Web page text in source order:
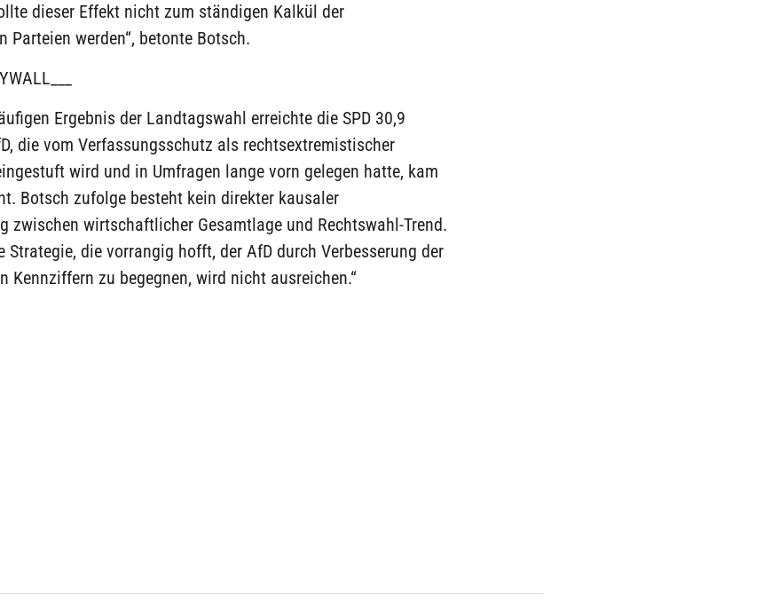
dieser Effekt nicht zum ständigen Kalkül der
Parteien werden“, betonte Botsch.
Ergebnis der Landtagswahl erreichte die SPD 30,9
die vom Verfassungsschutz als rechtsextremistischer
wird und in Umfragen lange vorn gelegen hatte, kam
Botsch zufolge besteht kein direkter kausaler
zwischen wirtschaftlicher Gesamtlage und Rechtswahl-Trend.
Strategie, die vorrangig hofft, der AfD durch Verbesserung der
Kennziffern zu begegnen, wird nicht ausreichen.“